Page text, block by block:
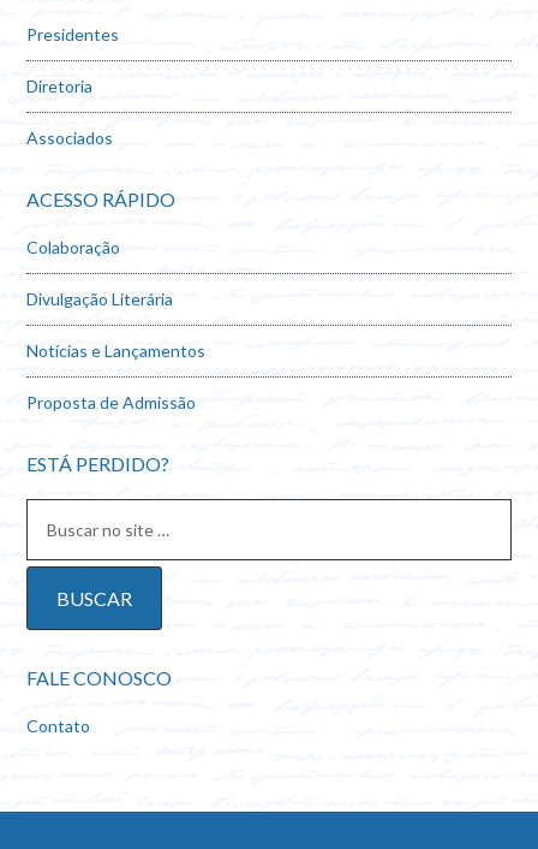
Presidentes
Diretoria
Associados
ACESSO RÁPIDO
Colaboração
Divulgação Literária
Notícias e Lançamentos
Proposta de Admissão
ESTÁ PERDIDO?
FALE CONOSCO
Contato